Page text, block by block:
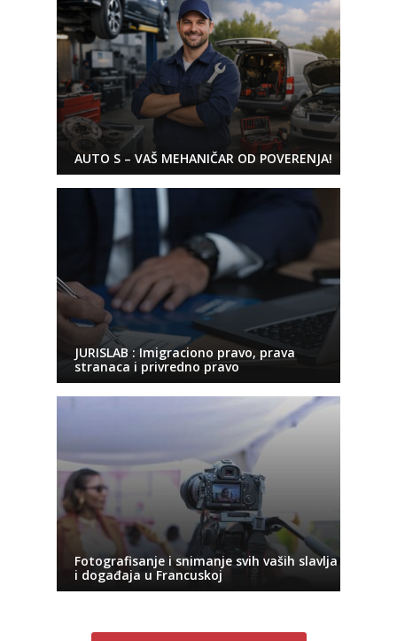
AUTO S – VAŠ MEHANIČAR OD POVERENJA!
JURISLAB : Imigraciono pravo, prava
stranaca i privredno pravo
Fotografisanje i snimanje svih vaših slavlja
i događaja u Francuskoj